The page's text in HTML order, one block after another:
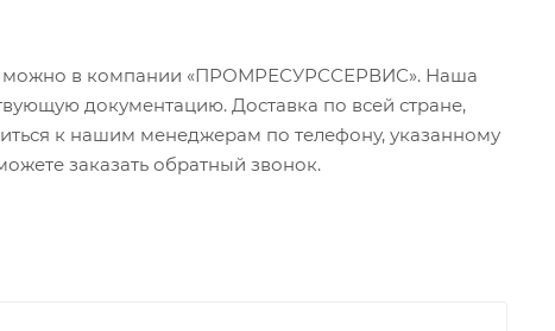
можно в компании «ПРОМРЕСУРССЕРВИС». Наша
документацию. Доставка по всей стране,
к нашим менеджерам по телефону, указанному
заказать обратный звонок.